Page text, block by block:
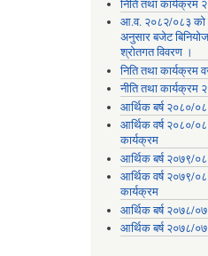
निति तथा कार्यक्रम
आ.व. २०८२/०८३ को
अनुसार बजेट
श्रोतगत विवरण ।
निति तथा
नीति तथा कार्यक्रम
आर्थिक बर्ष २०८०/
आर्थिक वर्ष २०८०/
कार्यक्रम
आर्थिक बर्ष २०७९/
आर्थिक वर्ष २०७९/
कार्यक्रम
आर्थिक बर्ष २०७८/
आर्थिक बर्ष २०७८/